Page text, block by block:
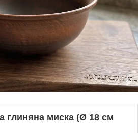
глиняна миска (Ø 18 см